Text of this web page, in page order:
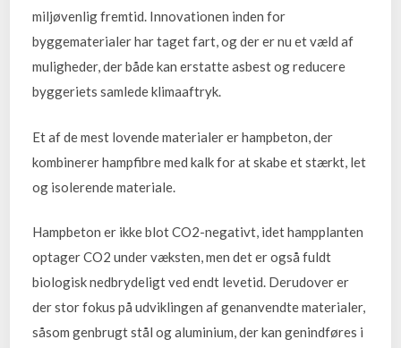
miljøvenlig fremtid. Innovationen inden for
byggematerialer har taget fart, og der er nu et væld af
muligheder, der både kan erstatte asbest og reducere
byggeriets samlede klimaaftryk.
Et af de mest lovende materialer er hampbeton, der
kombinerer hampfibre med kalk for at skabe et stærkt, let
og isolerende materiale.
Hampbeton er ikke blot CO2-negativt, idet hampplanten
optager CO2 under væksten, men det er også fuldt
biologisk nedbrydeligt ved endt levetid. Derudover er
der stor fokus på udviklingen af genanvendte materialer,
såsom genbrugt stål og aluminium, der kan genindføres i